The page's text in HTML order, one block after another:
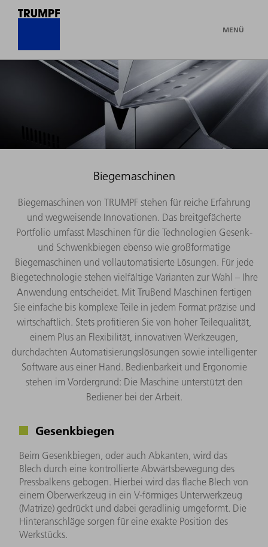
MENÜ
Biegemaschinen
Biegemaschinen von TRUMPF stehen für reiche Erfahrung
und wegweisende Innovationen. Das breitgefächerte
Portfolio umfasst Maschinen für die Technologien Gesenk-
und Schwenkbiegen ebenso wie großformatige
Biegemaschinen und vollautomatisierte Lösungen. Für jede
Biegetechnologie stehen vielfältige Varianten zur Wahl – Ihre
Anwendung entscheidet. Mit TruBend Maschinen fertigen
Sie einfache bis komplexe Teile in jedem Format präzise und
wirtschaftlich. Stets profitieren Sie von hoher Teilequalität,
einem Plus an Flexibilität, innovativen Werkzeugen,
durchdachten Automatisierungslösungen sowie intelligenter
Software aus einer Hand. Bedienbarkeit und Ergonomie
stehen im Vordergrund: Die Maschine unterstützt den
Bediener bei der Arbeit.
Gesenkbiegen
Beim Gesenkbiegen, oder auch Abkanten, wird das
Blech durch eine kontrollierte Abwärtsbewegung des
Pressbalkens gebogen. Hierbei wird das flache Blech von
einem Oberwerkzeug in ein V-förmiges Unterwerkzeug
(Matrize) gedrückt und dabei geradlinig umgeformt. Die
Hinteranschläge sorgen für eine exakte Position des
Werkstücks.